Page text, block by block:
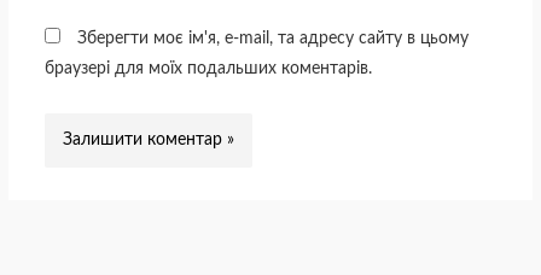
Зберегти моє ім'я, e-mail, та адресу сайту в цьому
браузері для моїх подальших коментарів.